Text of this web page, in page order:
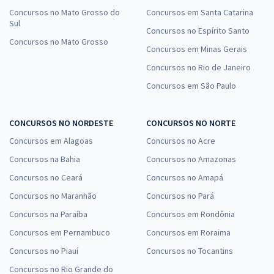
Concursos no Mato Grosso do
Sul
Concursos no Mato Grosso
Concursos em Santa Catarina
Concursos no Espírito Santo
Concursos em Minas Gerais
Concursos no Rio de Janeiro
Concursos em São Paulo
CONCURSOS NO NORDESTE
Concursos em Alagoas
Concursos na Bahia
Concursos no Ceará
Concursos no Maranhão
Concursos na Paraíba
Concursos em Pernambuco
Concursos no Piauí
Concursos no Rio Grande do
CONCURSOS NO NORTE
Concursos no Acre
Concursos no Amazonas
Concursos no Amapá
Concursos no Pará
Concursos em Rondônia
Concursos em Roraima
Concursos no Tocantins